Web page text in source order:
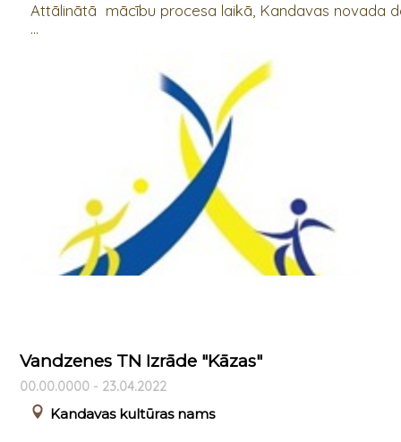
Attālinātā mācību procesa laikā, Kandavas novada
...
Vandzenes TN Izrāde "Kāzas"
00.00.0000 - 23.04.2022
Kandavas kultūras nams